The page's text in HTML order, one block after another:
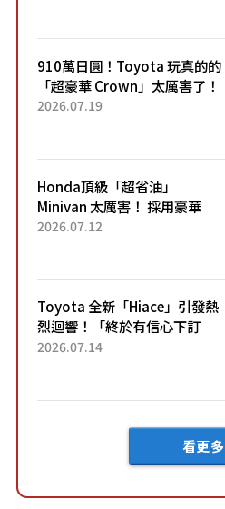
了！...
910萬日圓！Toyota 玩真的的
「超豪華 Crown」太厲害了！
採用由「匠人技藝」打造的
2026.07.19
Honda頂級「超省油」
Minivan 太厲害！ 採用豪華
「真皮座椅」與專屬「黑色內
「三...
2026.07.12
Toyota 全新「Hiace」引發熱
烈迴響！「終於有信心下訂
了！」「哪個等級交車最
車？...
2026.07.14
看更多